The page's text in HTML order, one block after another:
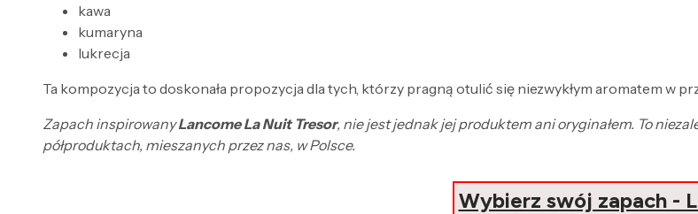
kawa
kumaryna
lukrecja
Ta kompozycja to doskonała propozycja dla tych, którzy pragną otulić się niezwykłym aromatem w
Zapach inspirowanyLancome La Nuit Tresor, nie jest jednak jej produktem ani oryginałem. To
półproduktach, mieszanych przez nas, w Polsce.
Wybierz swój zapach -